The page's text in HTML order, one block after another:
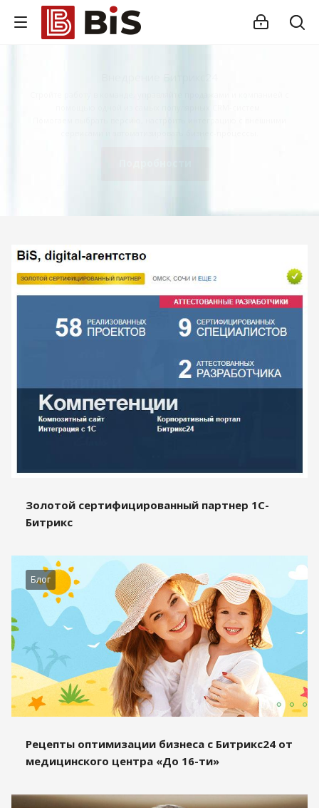
Золотой сертифицированный партнер 1С-
Битрикс
Блог
Рецепты оптимизации бизнеса с Битрикс24 от
медицинского центра «До 16-ти»